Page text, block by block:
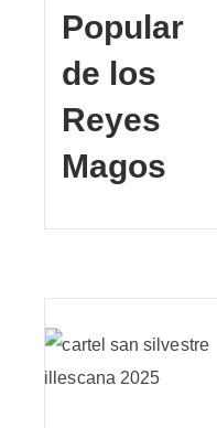
Popular
de los
Reyes
Magos